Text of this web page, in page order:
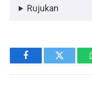
Rujukan
FacebookTwitter